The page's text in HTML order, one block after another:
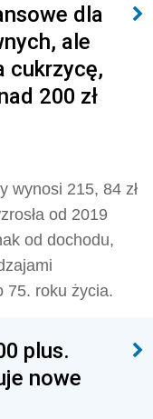
dla
ale
cukrzycę,
200 zł
wynosi 215, 84 zł
od 2019
od dochodu,
75. roku życia.
plus.
nowe